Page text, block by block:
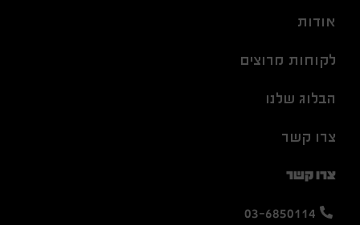
אודות
לקוחות מרוצים
הבלוג שלנו
צרו קשר
צרו קשר
03-6850114